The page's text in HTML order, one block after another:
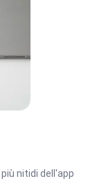
nitidi dell'app